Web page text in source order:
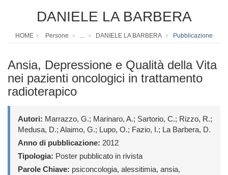
DANIELE LA BARBERA
HOME Persone ... DANIELE LA BARBERA Pubblicazione
Ansia, Depressione e Qualità della Vita
nei pazienti oncologici in trattamento
radioterapico
Autori: Marrazzo, G.; Marinaro, A.; Sartorio, C.; Rizzo, R.;
Medusa, D.; Alaimo, G.; Lupo, O.; Fazio, I.; La Barbera, D.
Anno di pubblicazione: 2012
Tipologia: Poster pubblicato in rivista
Parole Chiave: psiconcologia, alessitimia, ansia,